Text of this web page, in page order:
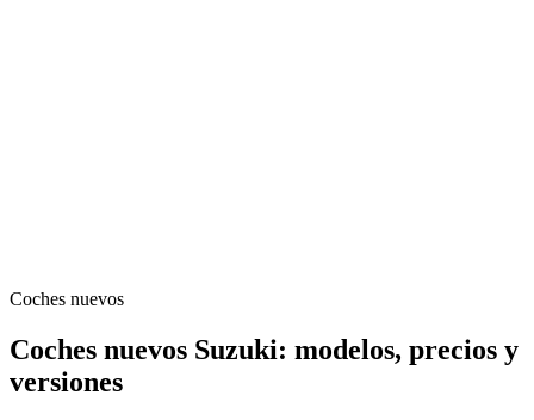
Coches nuevos
Coches nuevos Suzuki: modelos, precios y
versiones